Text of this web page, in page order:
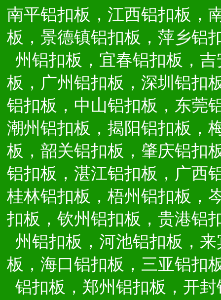
南平铝扣板，江西铝扣板，
板，景德镇铝扣板，萍乡铝
州铝扣板，宜春铝扣板，
板，广州铝扣板，深圳铝扣
铝扣板，中山铝扣板，东莞
潮州铝扣板，揭阳铝扣板，
板，韶关铝扣板，肇庆铝扣
铝扣板，湛江铝扣板，广西
桂林铝扣板，梧州铝扣板，
扣板，钦州铝扣板，贵港铝
州铝扣板，河池铝扣板，
板，海口铝扣板，三亚铝扣
铝扣板，郑州铝扣板，开